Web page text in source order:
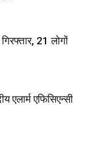
21 लोगों
एलार्म एफिसिएन्सी